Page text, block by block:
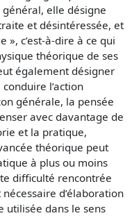
elle désigne
et désintéressée, et
», c’est-à-dire à ce qui
théorique de ses
également désigner
l’action
générale, la pensée
avec davantage de
et la pratique,
théorique peut
à plus ou moins
difficulté rencontrée
d’élaboration
utilisée dans le sens